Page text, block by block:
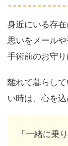
身近にいる存在
思いをメール
手術前のお守り
離れて暮らし
い時は、心を
「一緒に乗